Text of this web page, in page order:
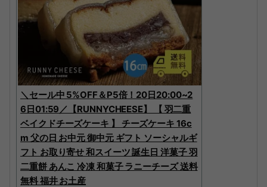
＼セール中 5%OFF＆P5倍！20日20:00~2
6日01:59／【RUNNYCHEESE】 【 羽二重
ベイクドチーズケーキ 】 チーズケーキ 16c
m 父の日 お中元 御中元 ギフト ソーシャルギ
フト お取り寄せ 和スイーツ 誕生日 洋菓子 羽
二重餅 あんこ 冷凍 和菓子 ラニーチーズ 送料
無料 福井 お土産